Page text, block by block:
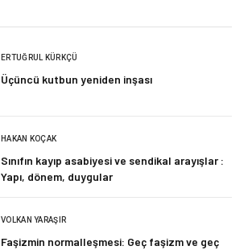
ERTUĞRUL KÜRKÇÜ
Üçüncü kutbun yeniden inşası
HAKAN KOÇAK
Sınıfın kayıp asabiyesi ve sendikal arayışlar :
Yapı, dönem, duygular
VOLKAN YARAŞIR
Faşizmin normalleşmesi: Geç faşizm ve geç